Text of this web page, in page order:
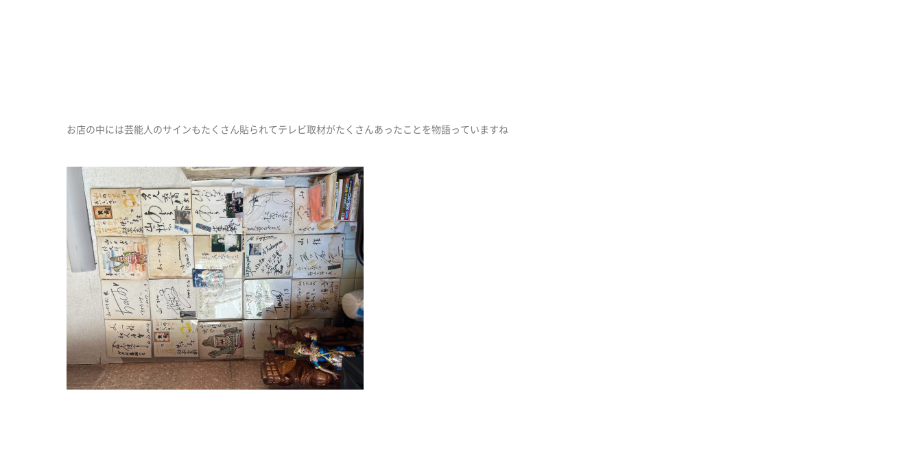
お店の中には芸能人のサインもたくさん貼られてテレビ取材がたくさんあったことを物語っていますね